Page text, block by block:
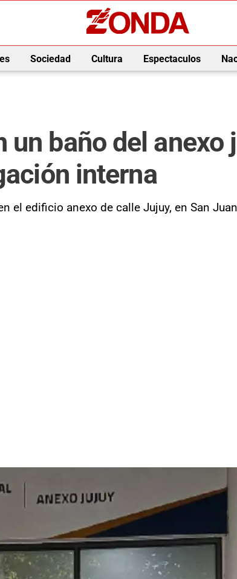
Sociedad Cultura Espectaculos
un baño del
interna
el edificio anexo de calle Jujuy, en San